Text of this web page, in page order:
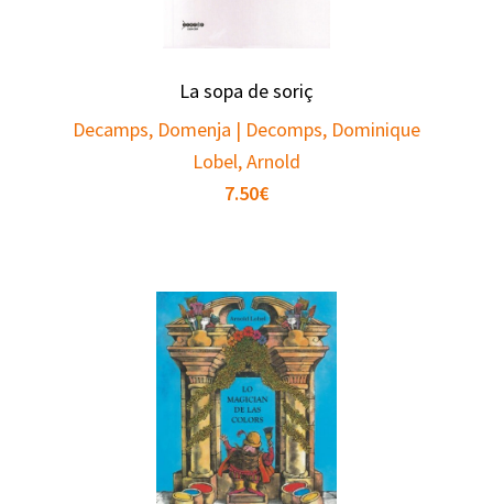
La sopa de soriç
Decamps, Domenja | Decomps, Dominique
Lobel, Arnold
7.50€